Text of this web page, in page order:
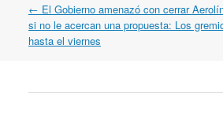
Navegación
por
artículos
← El Gobierno amenazó con cerrar
si no le acercan una propuesta: Los
hasta el viernes